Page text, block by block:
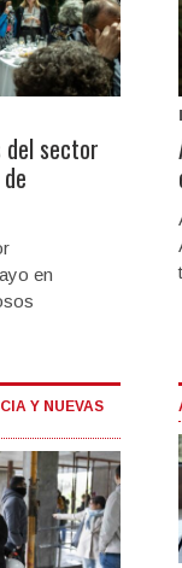
del sector
en
Y NUEVAS